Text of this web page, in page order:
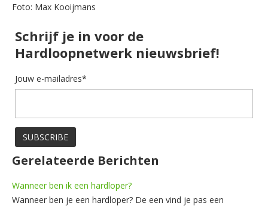
Foto: Max Kooijmans
Schrijf je in voor de
Hardloopnetwerk nieuwsbrief!
Jouw e-mailadres*
Gerelateerde Berichten
Wanneer ben ik een hardloper?
Wanneer ben je een hardloper? De een vind je pas een